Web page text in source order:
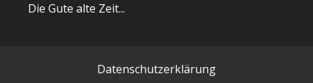
Die Gute alte Zeit...
Datenschutzerklärung